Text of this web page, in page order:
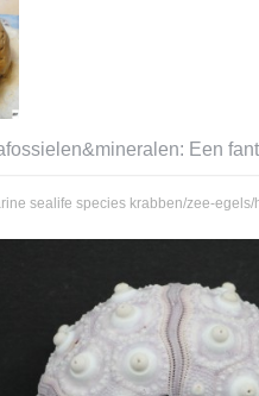
Een
sealife species krabben/zee-